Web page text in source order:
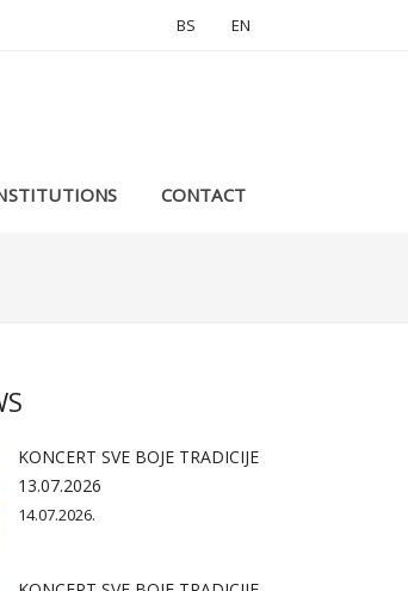
BS EN
CONTACT
KONCERT SVE BOJE TRADICIJE
13.07.2026
14.07.2026.